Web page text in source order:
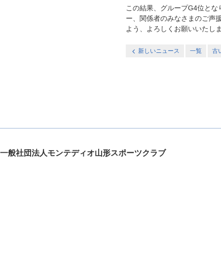
この結果、グループG4位と
ー、関係者のみなさまのご声
よう、よろしくお願いいたし
新しいニュース 一覧 古
一般社団法人モンテディオ山形スポーツクラブ